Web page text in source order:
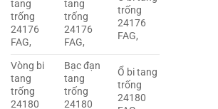
tang
trống
24176
FAG,
tang
trống
24176
FAG,
trống
24176
FAG,
Vòng bi
tang
trống
24180
Bạc đạn
tang
trống
24180
Ổ bi tang
trống
24180